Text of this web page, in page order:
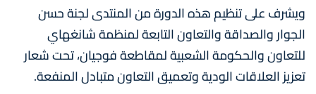
ويشرف على تنظيم هذه الدورة من المنتدى لجنة حسن
الجوار والصداقة والتعاون التابعة لمنظمة شانغهاي
للتعاون والحكومة الشعبية لمقاطعة فوجيان، تحت شعار
تعزيز العلاقات الودية وتعميق التعاون متبادل المنفعة.